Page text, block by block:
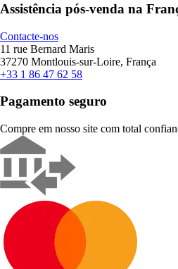
Assistência pós-venda na
Contacte-nos
11 rue Bernard Maris
37270 Montlouis-sur-Loire, França
+33 1 86 47 62 58
Pagamento seguro
Compre em nosso site com total